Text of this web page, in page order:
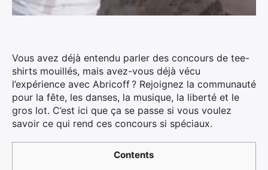
Vous avez déjà entendu parler des concours de tee-
shirts mouillés, mais avez-vous déjà vécu
l’expérience avec Abricoff ? Rejoignez la communauté
pour la fête, les danses, la musique, la liberté et le
gros lot. C’est ici que ça se passe si vous voulez
savoir ce qui rend ces concours si spéciaux.
Contents